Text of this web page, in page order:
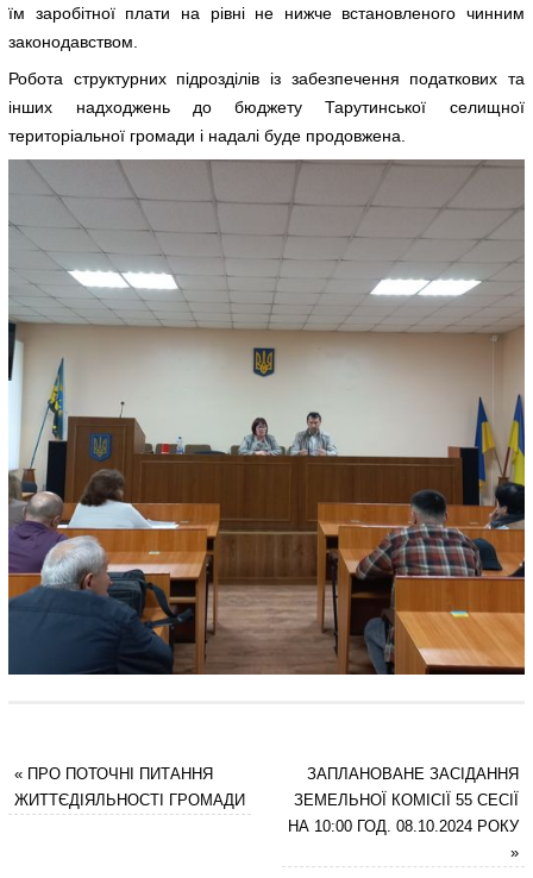
їм заробітної плати на рівні не нижче встановленого чинним
законодавством.
Робота структурних підрозділів із забезпечення податкових та
інших надходжень до бюджету Тарутинської селищної
територіальної громади і надалі буде продовжена.
«ПРО ПОТОЧНІ ПИТАННЯ
ЖИТТЄДІЯЛЬНОСТІ ГРОМАДИ
ЗАПЛАНОВАНЕ ЗАСІДАННЯ
ЗЕМЕЛЬНОЇ КОМІСІЇ 55 СЕСІЇ
НА 10:00 ГОД. 08.10.2024 РОКУ
»